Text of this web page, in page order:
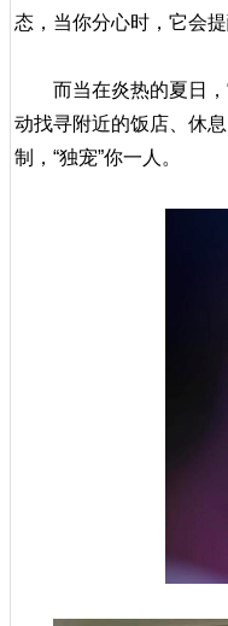
态，当你分心时，它会
而当在炎热的夏日
动找寻附近的饭店、休
制，“独宠”你一人。